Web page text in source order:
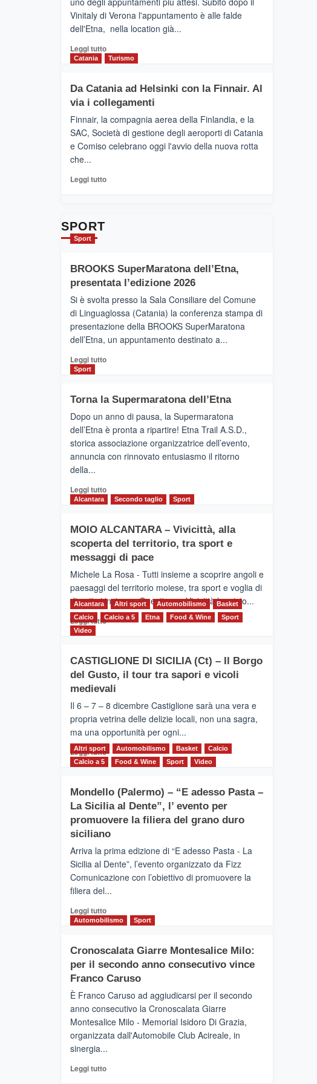
presenta
“Vino
&
2026”.
Le
dell’enoturismo
sull’Etna
Vinitaly di Verona l'appuntamento è alle falde
dell'Etna, nella location già...
Leggi tuttoLeggi
di
RANDAZZO
–
siamo
quasi….
pronti
dell’Etna
Catania Turismo
Da Catania ad Helsinki con la Finnair. Al
via i collegamenti
Finnair, la compagnia aerea della Finlandia, e la
SAC, Società di gestione degli aeroporti di Catania
e Comiso celebrano oggi l'avvio della nuova rotta
che...
Leggi tuttoLeggi
con
la
Al
via
i
collegamenti
SPORT
Sport
BROOKS SuperMaratona dell’Etna,
presentata l’edizione 2026
Si è svolta presso la Sala Consiliare del Comune
di Linguaglossa (Catania) la conferenza stampa di
presentazione della BROOKS SuperMaratona
dell’Etna, un appuntamento destinato a...
Leggi tuttoLeggi
BROOKS
SuperMaratona
dell’Etna,
presentata
l’edizione
2026
Sport
Torna la Supermaratona dell’Etna
Dopo un anno di pausa, la Supermaratona
dell’Etna è pronta a ripartire! Etna Trail A.S.D.,
storica associazione organizzatrice dell’evento,
annuncia con rinnovato entusiasmo il ritorno
della...
Leggi tuttoLeggi
Torna
la
Supermaratona
Alcantara Secondo taglio Sport
MOIO ALCANTARA – Vivicittà, alla
scoperta del territorio, tra sport e
messaggi di pace
Michele La Rosa - Tutti insieme a scoprire angoli e
paesaggi del territorio moiese, tra sport e voglia di
divertirsi insieme. Quest'anno Vivicittà ha visto...
Leggi tuttoLeggi
MOIO
ALCANTARA
–
alla
scoperta
del
territorio,
tra
sport
messaggi
di
Alcantara Altri sport Automobilismo
Basket
Calcio
Calcio a 5 Etna Food & Wine
Sport
Video
CASTIGLIONE DI SICILIA (Ct) – Il Borgo
del Gusto, il tour tra sapori e vicoli
medievali
Il 6 – 7 – 8 dicembre Castiglione sarà una vera e
propria vetrina delle delizie locali, non una sagra,
ma una opportunità per ogni...
Leggi tuttoLeggi
CASTIGLIONE
DI
SICILIA
(Ct)
Il
Borgo
del
tour
tra
vicoli
medievali
Altri sport Automobilismo Basket
Calcio
Calcio a 5
Food & Wine Sport Video
Mondello (Palermo) – “E adesso Pasta –
La Sicilia al Dente”, l’ evento per
promuovere la filiera del grano duro
siciliano
Arriva la prima edizione di “E adesso Pasta - La
Sicilia al Dente”, l’evento organizzato da Fizz
Comunicazione con l’obiettivo di promuovere la
filiera del...
Leggi tuttoLeggi
di
Mondello
(Palermo)
–
adesso
Pasta
–
La
Dente”,
Automobilismo Sport
Cronoscalata Giarre Montesalice Milo:
per il secondo anno consecutivo vince
Franco Caruso
È Franco Caruso ad aggiudicarsi per il secondo
anno consecutivo la Cronoscalata Giarre
Montesalice Milo - Memorial Isidoro Di Grazia,
organizzata dall'Automobile Club Acireale, in
sinergia...
Leggi tuttoLeggi